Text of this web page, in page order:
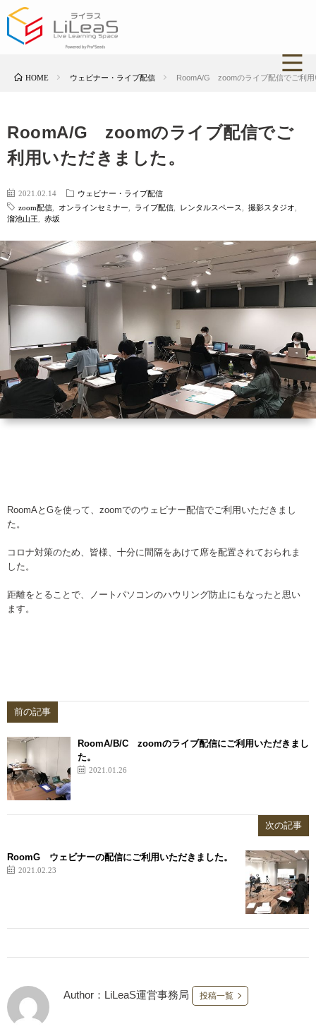
HOME ウェビナー・ライブ配信 RoomA/G zoomのライブ配信でご利用
RoomA/G zoomのライブ配信でご
利用いただきました。
2021.02.14
ウェビナー・ライブ配信
zoom配信
オンラインセミナー ライブ配信 レンタルスペース 撮影スタジオ
溜池山王
赤坂
RoomAとGを使って、zoomでのウェビナー配信でご利用いただきまし
た。
コロナ対策のため、皆様、十分に間隔をあけて席を配置されておられま
した。
距離をとることで、ノートパソコンのハウリング防止にもなったと思い
ます。
前の記事
RoomA/B/C zoomのライブ配信にご利用いただきまし
た。
2021.01.26
次の記事
RoomG ウェビナーの配信にご利用いただきました。
2021.02.23
Author：LiLeaS運営事務局 投稿一覧